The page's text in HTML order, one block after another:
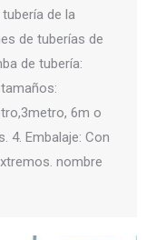
tubería de la
de tuberías de
de tubería:
6m o
4. Embalaje: Con
nombre